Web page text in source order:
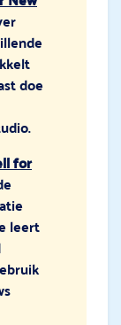
doe
for
leert